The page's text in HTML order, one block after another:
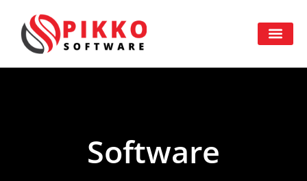
Software